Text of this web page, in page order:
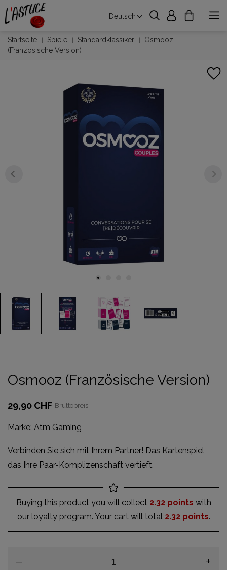
Deutsch
Startseite Spiele Standardklassiker
Osmooz
(Französische Version)
Osmooz (Französische Version)
29,90 CHF Bruttopreis
Marke: Atm Gaming
Verbinden Sie sich mit Ihrem Partner! Das Kartenspiel,
das Ihre Paar-Komplizenschaft vertieft.
Buying this product you will collect 2.32 points with
our loyalty program. Your cart will total 2.32 points.
– +